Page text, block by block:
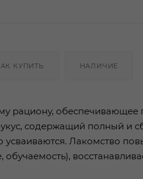
КУПИТЬ НАЛИЧИЕ
рациону,
содержащий полный и
Лакомство